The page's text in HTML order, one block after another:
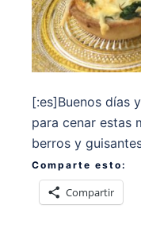
[:es]Buenos días
para cenar estas
berros y
Comparte esto:
Compartir